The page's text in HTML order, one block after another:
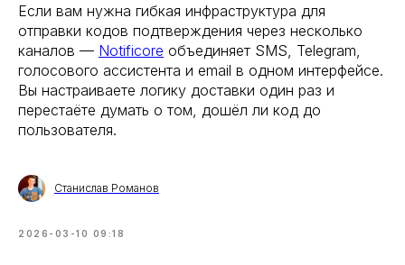
Если вам нужна гибкая инфраструктура для
отправки кодов подтверждения через несколько
каналов — Notificore объединяет SMS, Telegram,
голосового ассистента и email в одном интерфейсе.
Вы настраиваете логику доставки один раз и
перестаёте думать о том, дошёл ли код до
пользователя.
Станислав Романов
2026-03-10 09:18